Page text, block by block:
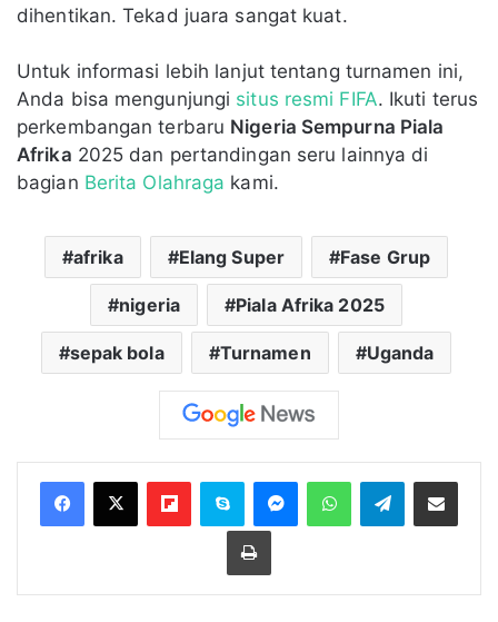
dihentikan. Tekad juara sangat kuat.
Untuk informasi lebih lanjut tentang turnamen ini,
Anda bisa mengunjungi situs resmi FIFA. Ikuti terus
perkembangan terbaru Nigeria Sempurna Piala
Afrika 2025 dan pertandingan seru lainnya di
bagian Berita Olahraga kami.
afrika Elang Super Fase Grup
nigeria Piala Afrika 2025
sepak bola Turnamen Uganda
Telegram
Cetak